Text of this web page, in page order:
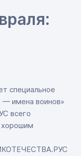
специальное
— имена воинов»
всего
хорошим